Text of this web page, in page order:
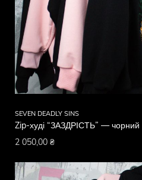
SEVEN DEADLY SINS
Zip-худі “ЗАЗДРІСТЬ” — чорний
2 050,00 ₴